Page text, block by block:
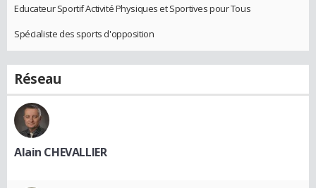
Educateur Sportif Activité Physiques et Sportives pour Tous
Spécialiste des sports d'opposition
Réseau
Alain CHEVALLIER